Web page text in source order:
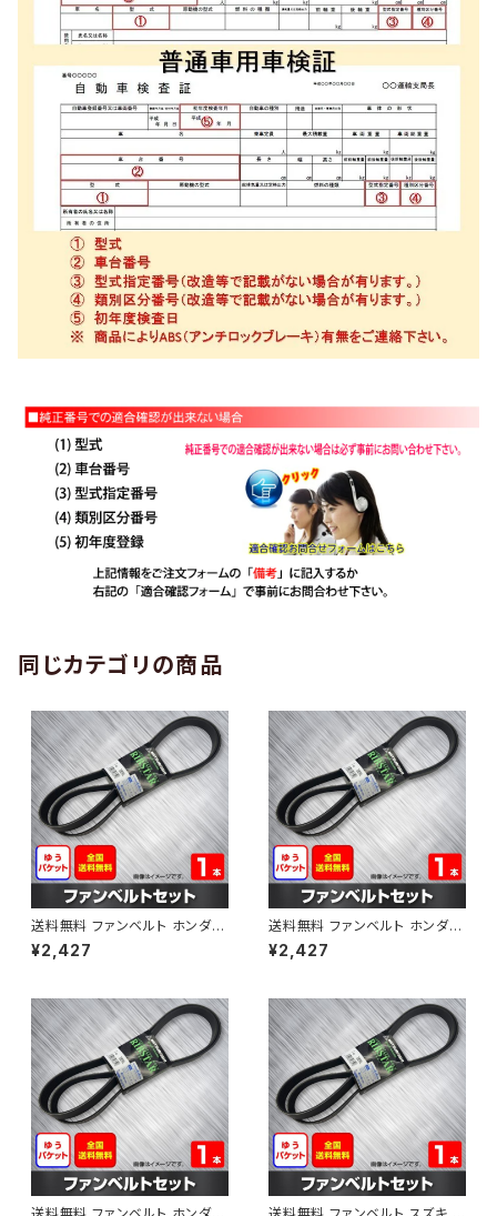
同じカテゴリの商品
送料無料 ファンベルト ホンダ
ゼスト 型式JE1 H18.03～H24.
11 （国内トップメーカー） 1本 H
¥2,427
送料無料 ファンベルト ホンダ ラ
イフ 型式JB6 H15.09～H20.1
1 （国内トップメーカー） 1本 HA
¥2,427
送料無料 ファンベルト ホンダ フ
送料無料 ファンベルト スズキ ス